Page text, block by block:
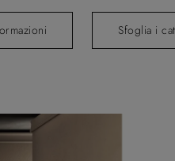
Sfoglia i